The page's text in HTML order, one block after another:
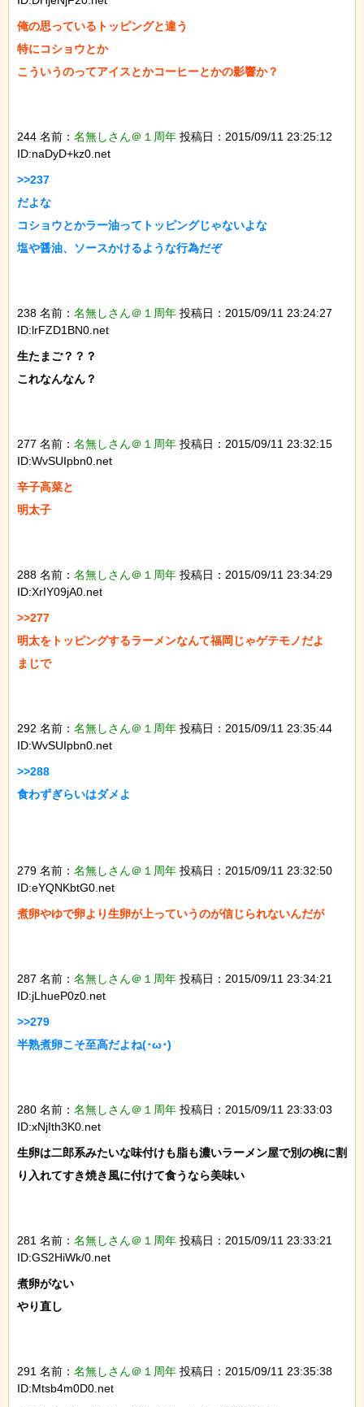
俺の思っているトッピングと違う
特にコショウとか
こういうのってアイスとかコーヒーとかの影響か？
244 名前： 名無しさん＠１周年 投稿日：2015/09/11 23:25:12
ID:naDyD+kz0.net
>>237
だよな
コショウとかラー油ってトッピングじゃないよな
塩や醤油、ソースかけるような行為だぞ
238 名前： 名無しさん＠１周年 投稿日：2015/09/11 23:24:27
ID:lrFZD1BN0.net
生たまご？？？
これなんなん？
277 名前： 名無しさん＠１周年 投稿日：2015/09/11 23:32:15
ID:WvSUIpbn0.net
辛子高菜と
明太子
288 名前： 名無しさん＠１周年 投稿日：2015/09/11 23:34:29
ID:XrIY09jA0.net
>>277
明太をトッピングするラーメンなんて福岡じゃゲテモノだよ
まじで
292 名前： 名無しさん＠１周年 投稿日：2015/09/11 23:35:44
ID:WvSUIpbn0.net
>>288
食わずぎらいはダメよ
279 名前： 名無しさん＠１周年 投稿日：2015/09/11 23:32:50
ID:eYQNKbtG0.net
煮卵やゆで卵より生卵が上っていうのが信じられないんだが
287 名前： 名無しさん＠１周年 投稿日：2015/09/11 23:34:21
ID:jLhueP0z0.net
>>279
半熟煮卵こそ至高だよね(･ω･)
280 名前： 名無しさん＠１周年 投稿日：2015/09/11 23:33:03
ID:xNjIth3K0.net
生卵は二郎系みたいな味付けも脂も濃いラーメン屋で別の椀に割
り入れてすき焼き風に付けて食うなら美味い
281 名前： 名無しさん＠１周年 投稿日：2015/09/11 23:33:21
ID:GS2HiWk/0.net
煮卵がない
やり直し
291 名前： 名無しさん＠１周年 投稿日：2015/09/11 23:35:38
ID:Mtsb4m0D0.net